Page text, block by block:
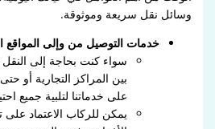
وسائل نقل سريعة وموثوقة.
خدمات التوصيل من وإلى المواقع
سواء كنت بحاجة إلى
بين المراكز التجارية أو
على خدماتنا لتلبية جميع
يمكن للركاب الاعتماد